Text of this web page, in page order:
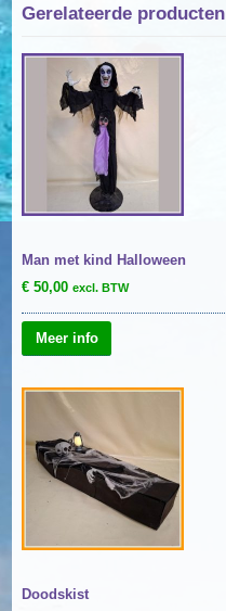
Gerelateerde producten
Man met kind Halloween
€50,00 excl. BTW
Meer info
Doodskist